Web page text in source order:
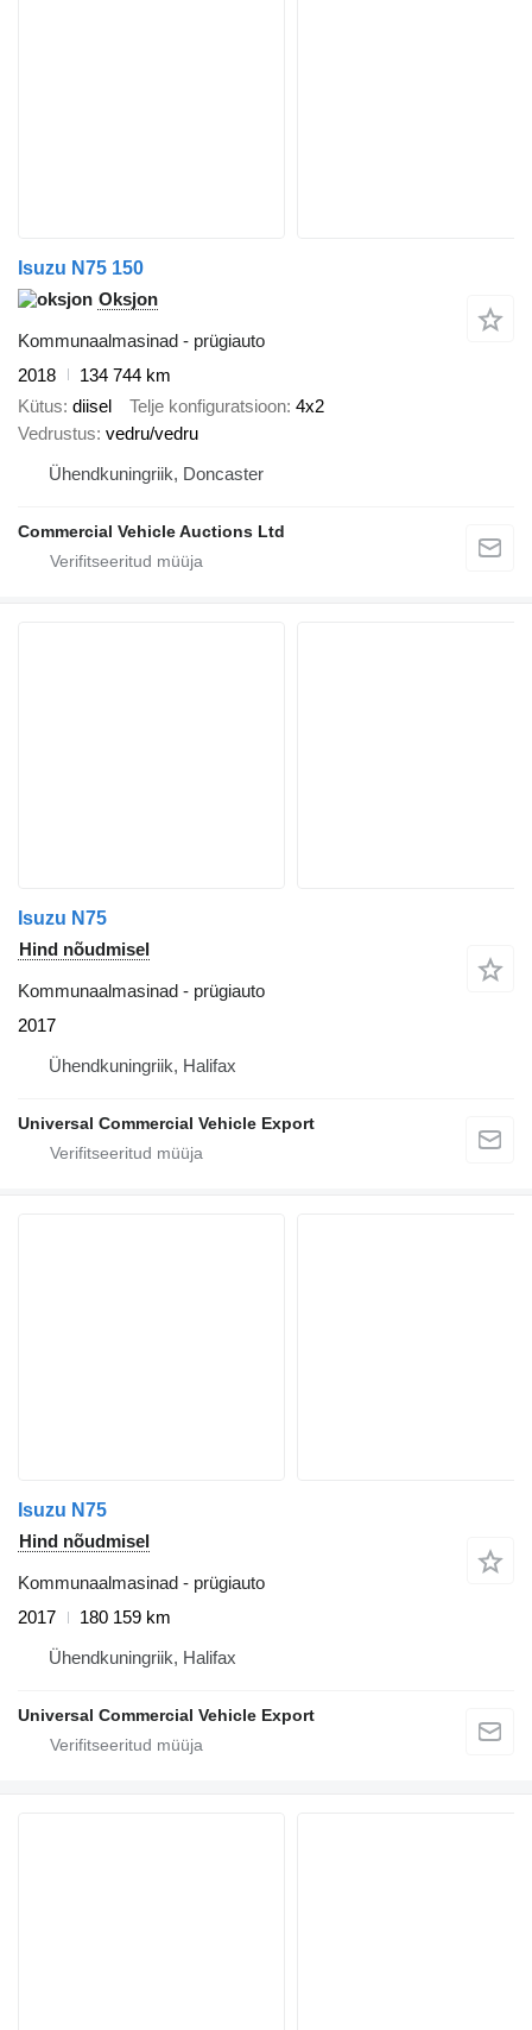
Isuzu N75 150
Oksjon
Kommunaalmasinad - prügiauto
2018
134 744 km
Kütus diisel Telje konfiguratsioon 4x2
Vedrustus vedru/vedru
Ühendkuningriik, Doncaster
Commercial Vehicle Auctions Ltd
Isuzu N75
Hind nõudmisel
Kommunaalmasinad - prügiauto
2017
Ühendkuningriik, Halifax
Universal Commercial Vehicle Export
Isuzu N75
Hind nõudmisel
Kommunaalmasinad - prügiauto
2017
180 159 km
Ühendkuningriik, Halifax
Universal Commercial Vehicle Export